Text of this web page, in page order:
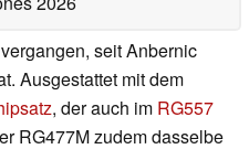
seit Anbernic
Ausgestattet mit dem
, der auch im RG557
RG477M zudem dasselbe